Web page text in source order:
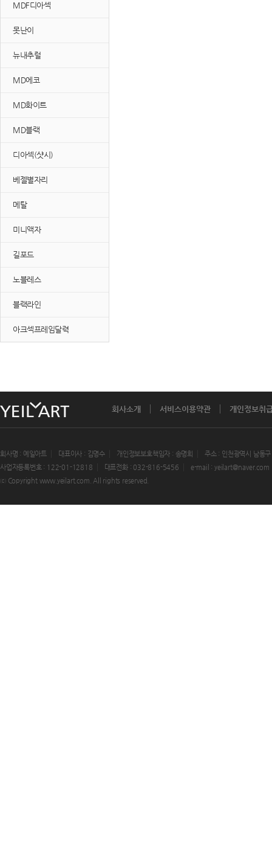
MDF디아섹
못난이
뉴내추럴
MD에코
MD화이트
MD블랙
디아섹(샷시)
베젤별자리
메탈
미니액자
길포드
노블레스
블랙라인
아크섹프레임달력
회사소개 서비스이용약관 개인정보취
회사명 : 예일아트 대표이사 : 김명수 개인정보보호책임자 : 송명희
주소 : 인천광역시 남동
사업자등록번호 : 122-01-12818
대표전화 : 032-816-5456
e-mail : yeilart@naver.com
ⓒ Copyright www.yeilart.com. All rights reserved.